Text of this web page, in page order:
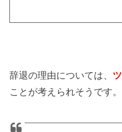
辞退の理由については、
ことが考えられそうです。